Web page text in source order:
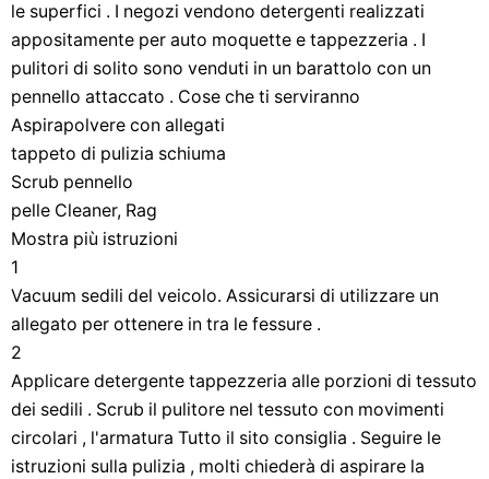
le superfici . I negozi vendono detergenti realizzati
appositamente per auto moquette e tappezzeria . I
pulitori di solito sono venduti in un barattolo con un
pennello attaccato . Cose che ti serviranno
Aspirapolvere con allegati
tappeto di pulizia schiuma
Scrub pennello
pelle Cleaner, Rag
Mostra più istruzioni
1
Vacuum sedili del veicolo. Assicurarsi di utilizzare un
allegato per ottenere in tra le fessure .
2
Applicare detergente tappezzeria alle porzioni di tessuto
dei sedili . Scrub il pulitore nel tessuto con movimenti
circolari , l'armatura Tutto il sito consiglia . Seguire le
istruzioni sulla pulizia , molti chiederà di aspirare la